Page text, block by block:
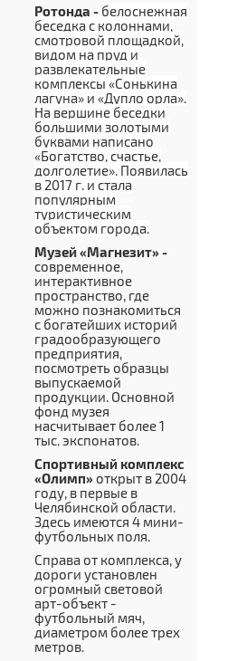
Ротонда - белоснежная
беседка с колоннами,
смотровой площадкой,
видом на пруд и
развлекательные
комплексы «Сонькина
лагуна» и «Дупло орла».
На вершине беседки
большими золотыми
буквами написано
«Богатство, счастье,
долголетие». Появилась
в 2017 г. и стала
популярным
туристическим
объектом города.
Музей «Магнезит» -
современное,
интерактивное
пространство, где
можно познакомиться
с богатейших историй
градообразующего
предприятия,
посмотреть образцы
выпускаемой
продукции. Основной
фонд музея
насчитывает более 1
тыс. экспонатов.
Спортивный комплекс
«Олимп»открыт в 2004
году, в первые в
Челябинской области.
Здесь имеются 4 мини-
футбольных поля.
Справа от комплекса, у
дороги установлен
огромный световой
арт-объект -
футбольный мяч,
диаметром более трех
метров.